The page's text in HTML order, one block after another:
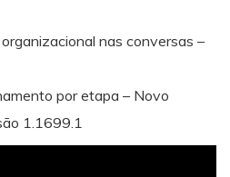
nas conversas –
por etapa – Novo
1.1699.1